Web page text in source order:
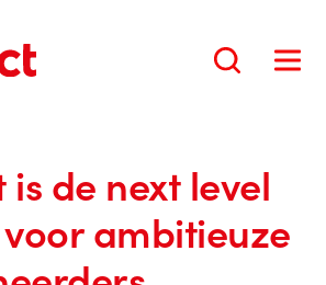
de next level
ambitieuze